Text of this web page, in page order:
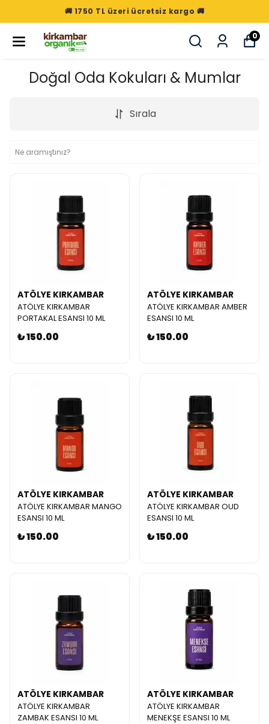
🚚 1750 TL üzeri ücretsiz kargo 🚚
0
Doğal Oda Kokuları & Mumlar
Sırala
ATÖLYE KIRKAMBAR
ATÖLYE KIRKAMBAR
PORTAKAL ESANSI 10 ML
₺ 150.00
ATÖLYE KIRKAMBAR
ATÖLYE KIRKAMBAR AMBER
ESANSI 10 ML
₺ 150.00
ATÖLYE KIRKAMBAR
ATÖLYE KIRKAMBAR MANGO
ESANSI 10 ML
₺ 150.00
ATÖLYE KIRKAMBAR
ATÖLYE KIRKAMBAR OUD
ESANSI 10 ML
₺ 150.00
ATÖLYE KIRKAMBAR
ATÖLYE KIRKAMBAR
ZAMBAK ESANSI 10 ML
ATÖLYE KIRKAMBAR
ATÖLYE KIRKAMBAR
MENEKŞE ESANSI 10 ML